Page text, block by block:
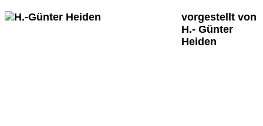
vorgestellt von
H.- Günter
Heiden